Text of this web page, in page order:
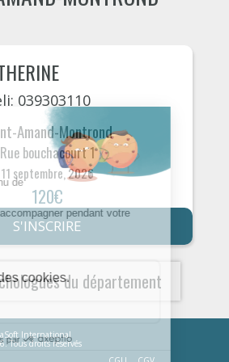
039303110
Amand-Montrond
Rue bouchacourt 1
11 septembre, 2026
120€
S'INSCRIRE
du département
International
Tous droits réservés